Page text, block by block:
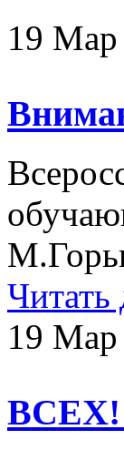
19 Мар
Читать
19 Мар